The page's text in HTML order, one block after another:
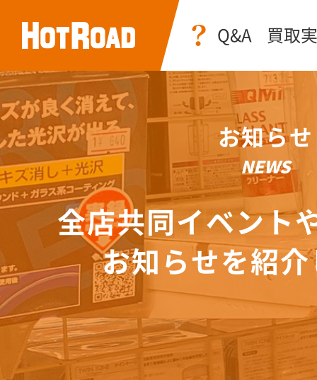
Q&A 買取
お知らせ
NEWS
全店共同イベント
お知らせを紹